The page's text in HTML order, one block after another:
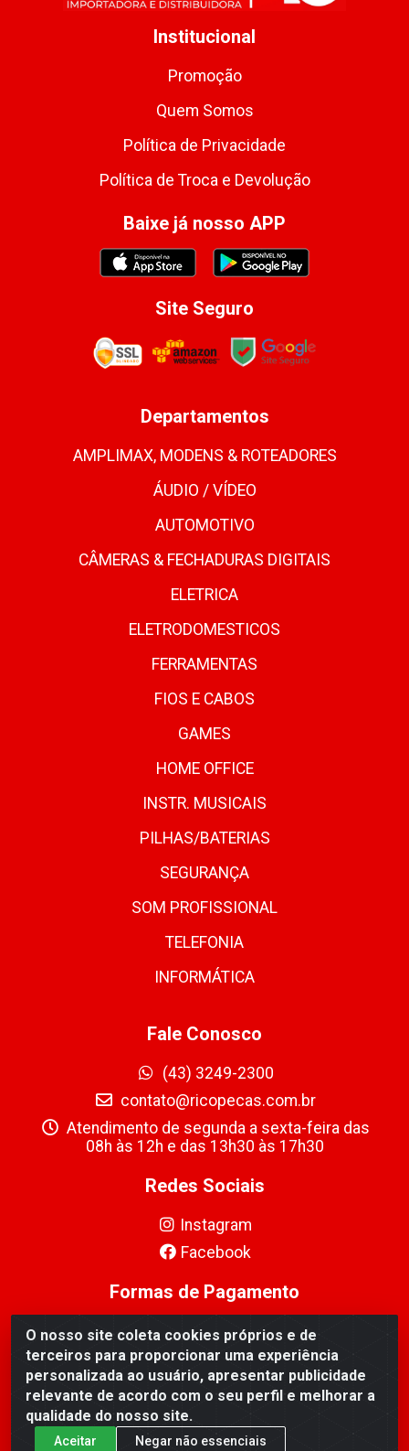
O nosso site coleta cookies próprios e de
terceiros para proporcionar uma experiência
personalizada ao usuário, apresentar publicidade
relevante de acordo com o seu perfil e melhorar a
qualidade do nosso site.
Aceitar Negar não essenciais
Institucional
Promoção
Quem Somos
Política de Privacidade
Política de Troca e Devolução
Baixe já nosso APP
Site Seguro
Departamentos
AMPLIMAX, MODENS & ROTEADORES
ÁUDIO / VÍDEO
AUTOMOTIVO
CÂMERAS & FECHADURAS DIGITAIS
ELETRICA
ELETRODOMESTICOS
FERRAMENTAS
FIOS E CABOS
GAMES
HOME OFFICE
INSTR. MUSICAIS
PILHAS/BATERIAS
SEGURANÇA
SOM PROFISSIONAL
TELEFONIA
INFORMÁTICA
Fale Conosco
(43) 3249-2300
contato@ricopecas.com.br
Atendimento de segunda a sexta-feira das
08h às 12h e das 13h30 às 17h30
Redes Sociais
Instagram
Facebook
Formas de Pagamento
Ricopeças Comércio de componentes Eletrônicos Ltda -
Rua Alicio Francisco Mafra, 968 - Jardim Taroba,
Cambé/PR - CEP 86.191-390 - CNPJ 06.241.208/0001-